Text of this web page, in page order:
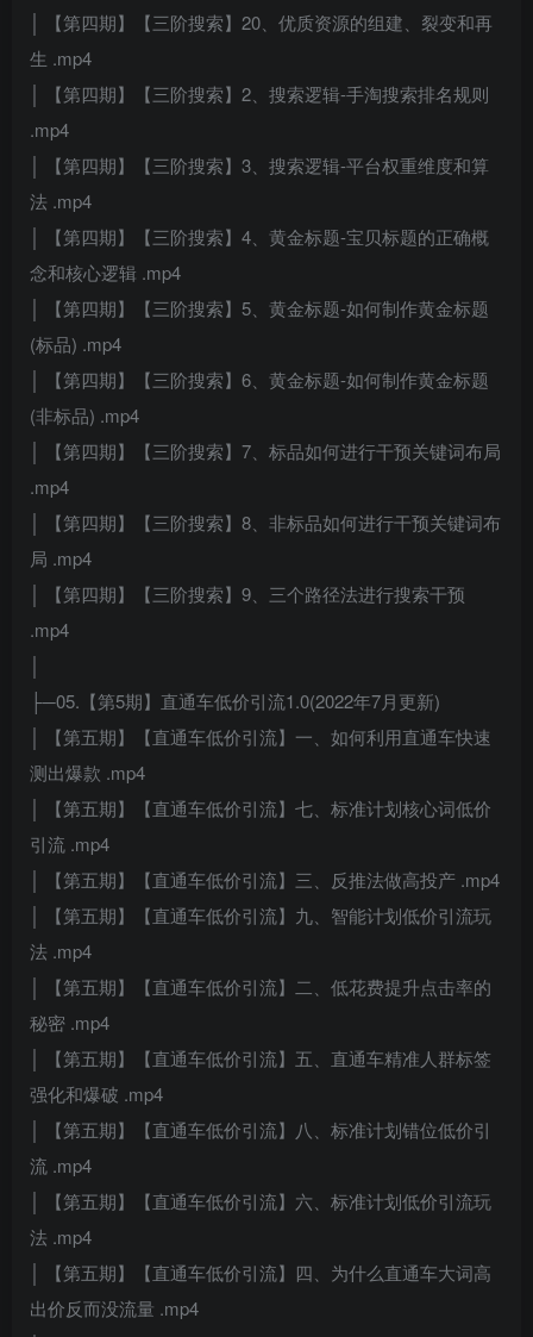
│ 【第四期】【三阶搜索】20、优质资源的组建、裂变和再
生 .mp4
│ 【第四期】【三阶搜索】2、搜索逻辑-手淘搜索排名规则
.mp4
│ 【第四期】【三阶搜索】3、搜索逻辑-平台权重维度和算
法 .mp4
│ 【第四期】【三阶搜索】4、黄金标题-宝贝标题的正确概
念和核心逻辑 .mp4
│ 【第四期】【三阶搜索】5、黄金标题-如何制作黄金标题
(标品) .mp4
│ 【第四期】【三阶搜索】6、黄金标题-如何制作黄金标题
(非标品) .mp4
│ 【第四期】【三阶搜索】7、标品如何进行干预关键词布局
.mp4
│ 【第四期】【三阶搜索】8、非标品如何进行干预关键词布
局 .mp4
│ 【第四期】【三阶搜索】9、三个路径法进行搜索干预
.mp4
├─05.【第5期】直通车低价引流1.0(2022年7月更新)
│ 【第五期】【直通车低价引流】一、如何利用直通车快速
测出爆款 .mp4
│ 【第五期】【直通车低价引流】七、标准计划核心词低价
引流 .mp4
│ 【第五期】【直通车低价引流】三、反推法做高投产 .mp4
│ 【第五期】【直通车低价引流】九、智能计划低价引流玩
法 .mp4
│ 【第五期】【直通车低价引流】二、低花费提升点击率的
秘密 .mp4
│ 【第五期】【直通车低价引流】五、直通车精准人群标签
强化和爆破 .mp4
│ 【第五期】【直通车低价引流】八、标准计划错位低价引
流 .mp4
│ 【第五期】【直通车低价引流】六、标准计划低价引流玩
法 .mp4
│ 【第五期】【直通车低价引流】四、为什么直通车大词高
出价反而没流量 .mp4